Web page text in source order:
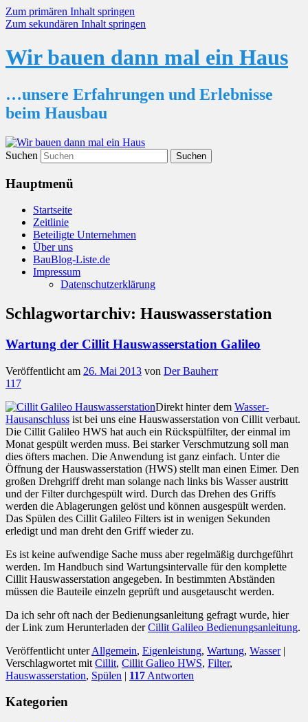
Zum primären Inhalt springen
Zum sekundären Inhalt springen
Wir bauen dann mal ein Haus
…unsere Erfahrungen und Erlebnisse
beim Hausbau
Suchen
Hauptmenü
Startseite
Zeitlinie
Beteiligte Unternehmen
Über uns
BauBlog-Liste.de
Impressum
Datenschutzerklärung
Schlagwortarchiv: Hauswasserstation
Wartung der Cillit Hauswasserstation Galileo
Veröffentlicht am 26. Mai 2013 von Der Bauherr
117
Direkt hinter dem Wasser-
Hausanschluss ist bei uns eine Hauswasserstation von Cillit verbaut.
Die Cillit Galileo HWS hat auch ein Rückspülfilter, der einmal im
Monat gespült werden muss. Bei starker Verschmutzung soll man
dies öfters machen. Die Anwendung ist ganz einfach. Unter die
Öffnung der Hauswasserstation (HWS) stellt man einen Eimer. Den
großen Drehgriff dreht man solange nach links bis Wasser austritt
und der Filter durchgespült wird. Durch das Drehen des Griffs
werden die Ablagerungen gelöst und können ausgespült werden.
Das Spülen des Cillit Galileo Filters ist in wenigen Sekunden
erledigt und man dreht den Griff wieder zu.
Es ist keine aufwendige Sache muss aber regelmäßig durchgeführt
werden. Im Handbuch sind Wartungsintervalle für den komplette
Cillit Hauswasserstation angegeben. In bestimmten Abständen
müssen die Bauteile einzeln geprüft und ausgetauscht werden.
Da ich sehr oft nach der Bedienungsanleitung gefragt wurde, hier
der Link zum Herunterladen derCillit Galileo Bedienungsanleitung.
Veröffentlicht unter Allgemein, Eigenleistung, Wartung, Wasser |
Verschlagwortet mit Cillit, Cillit Galieo HWS, Filter,
Hauswasserstation, Spülen | 117 Antworten
Kategorien